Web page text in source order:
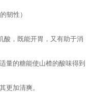
韧性）
酸，既能开胃，又有助于消
量的糖能使山楂的酸味得到
更加清爽。